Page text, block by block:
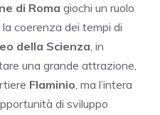
di Roma giochi un ruolo
coerenza dei tempi di
della Scienza, in
una grande attrazione,
Flaminio, ma l’intera
di sviluppo